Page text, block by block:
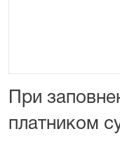
При
платником